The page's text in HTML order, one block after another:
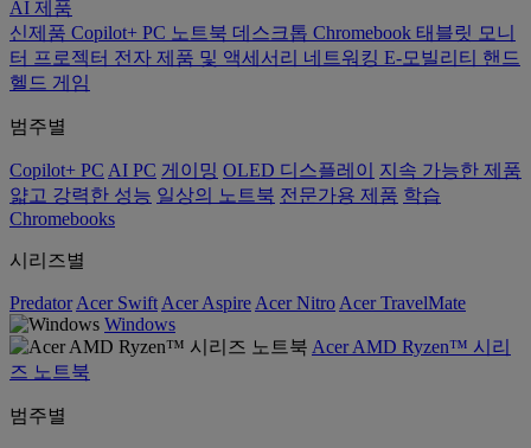
AI 제품
신제품 Copilot+ PC 노트북 데스크톱 Chromebook 태블릿 모니
터 프로젝터 전자 제품 및 액세서리 네트워킹 E-모빌리티 핸드
헬드 게임
범주별
Copilot+ PC AI PC 게이밍 OLED 디스플레이
지속 가능한 제품
얇고 강력한 성능 일상의 노트북 전문가용 제품 학습
Chromebooks
시리즈별
Predator Acer Swift Acer Aspire Acer Nitro Acer TravelMate
Windows
Acer AMD Ryzen™ 시리
즈 노트북
범주별